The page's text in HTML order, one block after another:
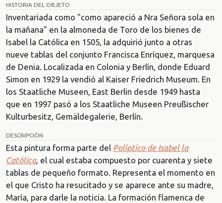
HISTORIA DEL OBJETO
Inventariada como "como apareció a Nra Señora sola en
la mañana" en la almoneda de Toro de los bienes de
Isabel la Católica en 1505, la adquirió junto a otras
nueve tablas del conjunto Francisca Enríquez, marquesa
de Denia. Localizada en Colonia y Berlín, donde Eduard
Simon en 1929 la vendió al Kaiser Friedrich Museum. En
los Staatliche Museen, East Berlin desde 1949 hasta
que en 1997 pasó a los Staatliche Museen Preußischer
Kulturbesitz, Gemäldegalerie, Berlín.
DESCRIPCIÓN
Esta pintura forma parte del Políptico de Isabel la
Católica, el cual estaba compuesto por cuarenta y siete
tablas de pequeño formato. Representa el momento en
el que Cristo ha resucitado y se aparece ante su madre,
María, para darle la noticia. La formación flamenca de